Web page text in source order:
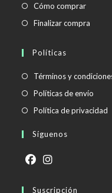
Cómo comprar
Finalizar compra
Políticas
Términos y
Políticas de envío
abre
Política de privacidad
Síguenos
abre abre
Suscripción